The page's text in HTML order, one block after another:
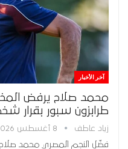
آخر الأخبار
محمد صلاح يرفض
طرابزون سبور بقرار
زياد عاطف 8 أغسطس 2026
فضّل النجم المصري محمد